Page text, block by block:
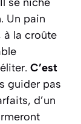
Un pain
à la croûte
C’est
guider pas
d’un